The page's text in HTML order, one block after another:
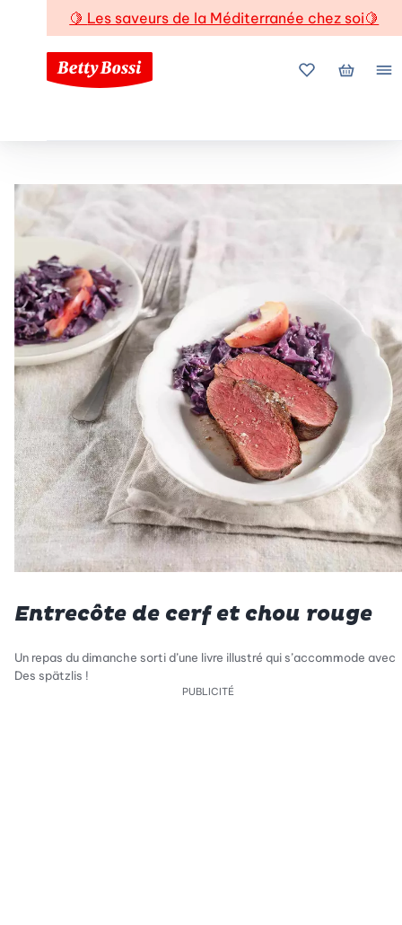
🍋 Les saveurs de la Méditerranée chez soi🍋
Mes favoris
Mon
Entrecôte de cerf et chou rouge
Un repas du dimanche sorti d’une livre illustré qui s’accommode avec
Des spätzlis !
PUBLICITÉ